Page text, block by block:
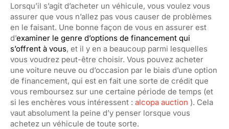
Lorsqu’il s’agit d’acheter un véhicule, vous voulez vous
assurer que vous n’allez pas vous causer de problèmes
en le faisant. Une bonne façon de vous en assurer est
d’examiner le genre d’options de financement qui
s’offrent à vous, et il y en a beaucoup parmi lesquelles
vous voudrez peut-être choisir. Vous pouvez acheter
une voiture neuve ou d’occasion par le biais d’une option
de financement, qui est en fait une sorte de crédit que
vous remboursez sur une certaine période de temps (et
si les enchères vous intéressent : alcopa auction ). Cela
vaut absolument la peine d’y penser lorsque vous
achetez un véhicule de toute sorte.